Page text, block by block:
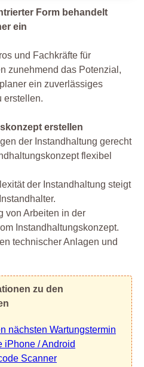
Form behandelt
ein
und Fachkräfte für
zunehmend das Potenzial,
ein zuverlässiges
erstellen.
erstellen
der Instandhaltung gerecht
flexibel
der Instandhaltung steigt
von Arbeiten in der
Instandhaltungskonzept.
technischer Anlagen und
zu den
nächsten Wartungstermin
iPhone / Android
Scanner